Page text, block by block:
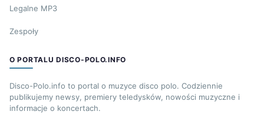
Legalne MP3
Zespoły
O PORTALU DISCO-POLO.INFO
Disco-Polo.info to portal o muzyce disco polo. Codziennie
publikujemy newsy, premiery teledysków, nowości muzyczne i
informacje o koncertach.